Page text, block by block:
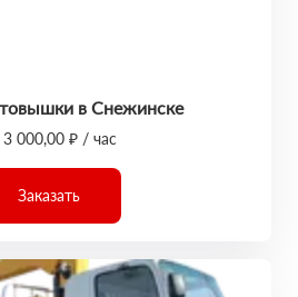
в Снежинске
3 000,00 ₽ / час
Заказать